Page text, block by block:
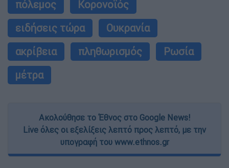
πόλεμος
Κορονοϊός
ειδήσεις τώρα
Ουκρανία
ακρίβεια
πληθωρισμός
Ρωσία
μέτρα
Ακολούθησε το Έθνος στο Google News!
Live όλες οι εξελίξεις λεπτό προς λεπτό, με την
υπογραφή του www.ethnos.gr